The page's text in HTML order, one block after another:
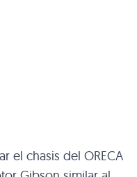
el chasis del ORECA